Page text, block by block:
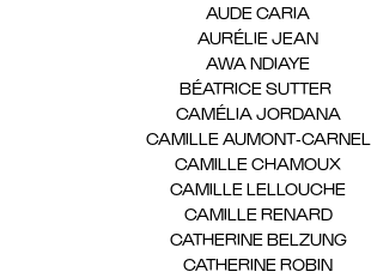
AUDE CARIA
AURÉLIE JEAN
AWA NDIAYE
BÉATRICE SUTTER(2)
CAMÉLIA JORDANA(1)
CAMILLE AUMONT-CARNEL
CAMILLE CHAMOUX
CAMILLE LELLOUCHE
CAMILLE RENARD(1)
CATHERINE BELZUNG(1)
CATHERINE ROBIN